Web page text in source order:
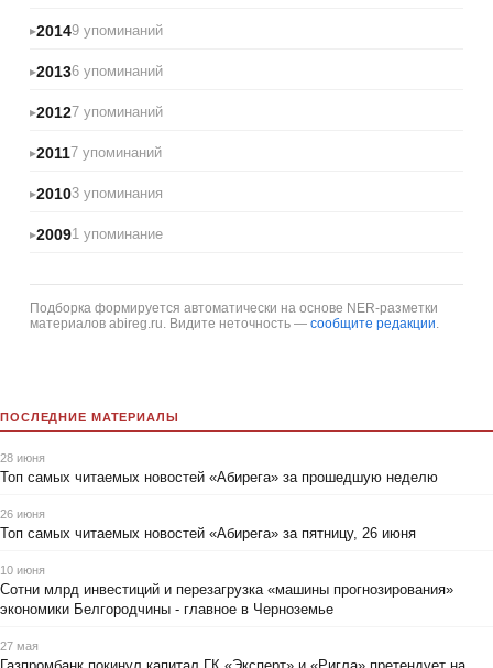
20149 упоминаний
20136 упоминаний
20127 упоминаний
20117 упоминаний
20103 упоминания
20091 упоминание
Подборка формируется автоматически на основе NER-разметки
материалов abireg.ru. Видите неточность — сообщите редакции
ПОСЛЕДНИЕ МАТЕРИАЛЫ
28 июня
Топ самых читаемых новостей «Абирега» за прошедшую неделю
26 июня
Топ самых читаемых новостей «Абирега» за пятницу, 26 июня
10 июня
Сотни млрд инвестиций и перезагрузка «машины прогнозирования»
экономики Белгородчины - главное в Черноземье
27 мая